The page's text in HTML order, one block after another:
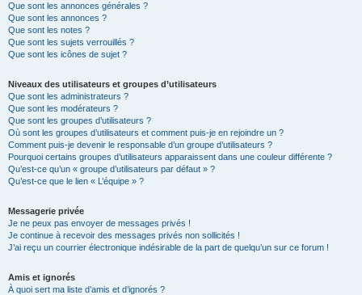
Que sont les annonces générales ?
Que sont les annonces ?
Que sont les notes ?
Que sont les sujets verrouillés ?
Que sont les icônes de sujet ?
Niveaux des utilisateurs et groupes d’utilisateurs
Que sont les administrateurs ?
Que sont les modérateurs ?
Que sont les groupes d’utilisateurs ?
Où sont les groupes d’utilisateurs et comment puis-je en rejoindre un ?
Comment puis-je devenir le responsable d’un groupe d’utilisateurs ?
Pourquoi certains groupes d’utilisateurs apparaissent dans une couleur différente ?
Qu’est-ce qu’un « groupe d’utilisateurs par défaut » ?
Qu’est-ce que le lien « L’équipe » ?
Messagerie privée
Je ne peux pas envoyer de messages privés !
Je continue à recevoir des messages privés non sollicités !
J’ai reçu un courrier électronique indésirable de la part de quelqu’un sur ce forum !
Amis et ignorés
À quoi sert ma liste d’amis et d’ignorés ?